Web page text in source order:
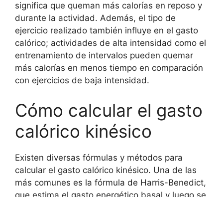
significa que queman más calorías en reposo y
durante la actividad. Además, el tipo de
ejercicio realizado también influye en el gasto
calórico; actividades de alta intensidad como el
entrenamiento de intervalos pueden quemar
más calorías en menos tiempo en comparación
con ejercicios de baja intensidad.
Cómo calcular el gasto
calórico kinésico
Existen diversas fórmulas y métodos para
calcular el gasto calórico kinésico. Una de las
más comunes es la fórmula de Harris-Benedict,
que estima el gasto energético basal y luego se